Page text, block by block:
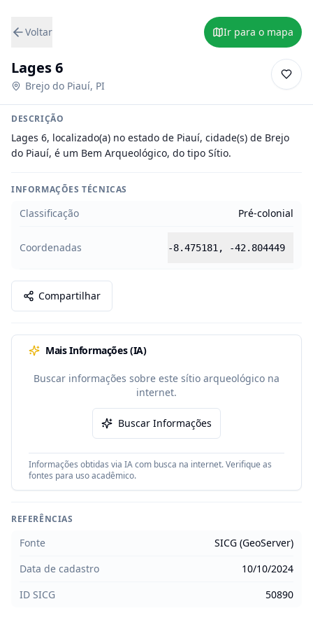
Voltar Ir para o mapa
Lages 6
Brejo do Piauí, PI
DESCRIÇÃO
Lages 6, localizado(a) no estado de Piauí, cidade(s) de Brejo
do Piauí, é um Bem Arqueológico, do tipo Sítio.
INFORMAÇÕES TÉCNICAS
Classificação Pré-colonial
Coordenadas -8.475181 , -42.804449
Compartilhar
Mais Informações (IA)
Buscar informações sobre este sítio arqueológico na
internet.
Buscar Informações
Informações obtidas via IA com busca na internet. Verifique as
fontes para uso acadêmico.
REFERÊNCIAS
Fonte
SICG (GeoServer)
Data de cadastro
10/10/2024
ID SICG
50890